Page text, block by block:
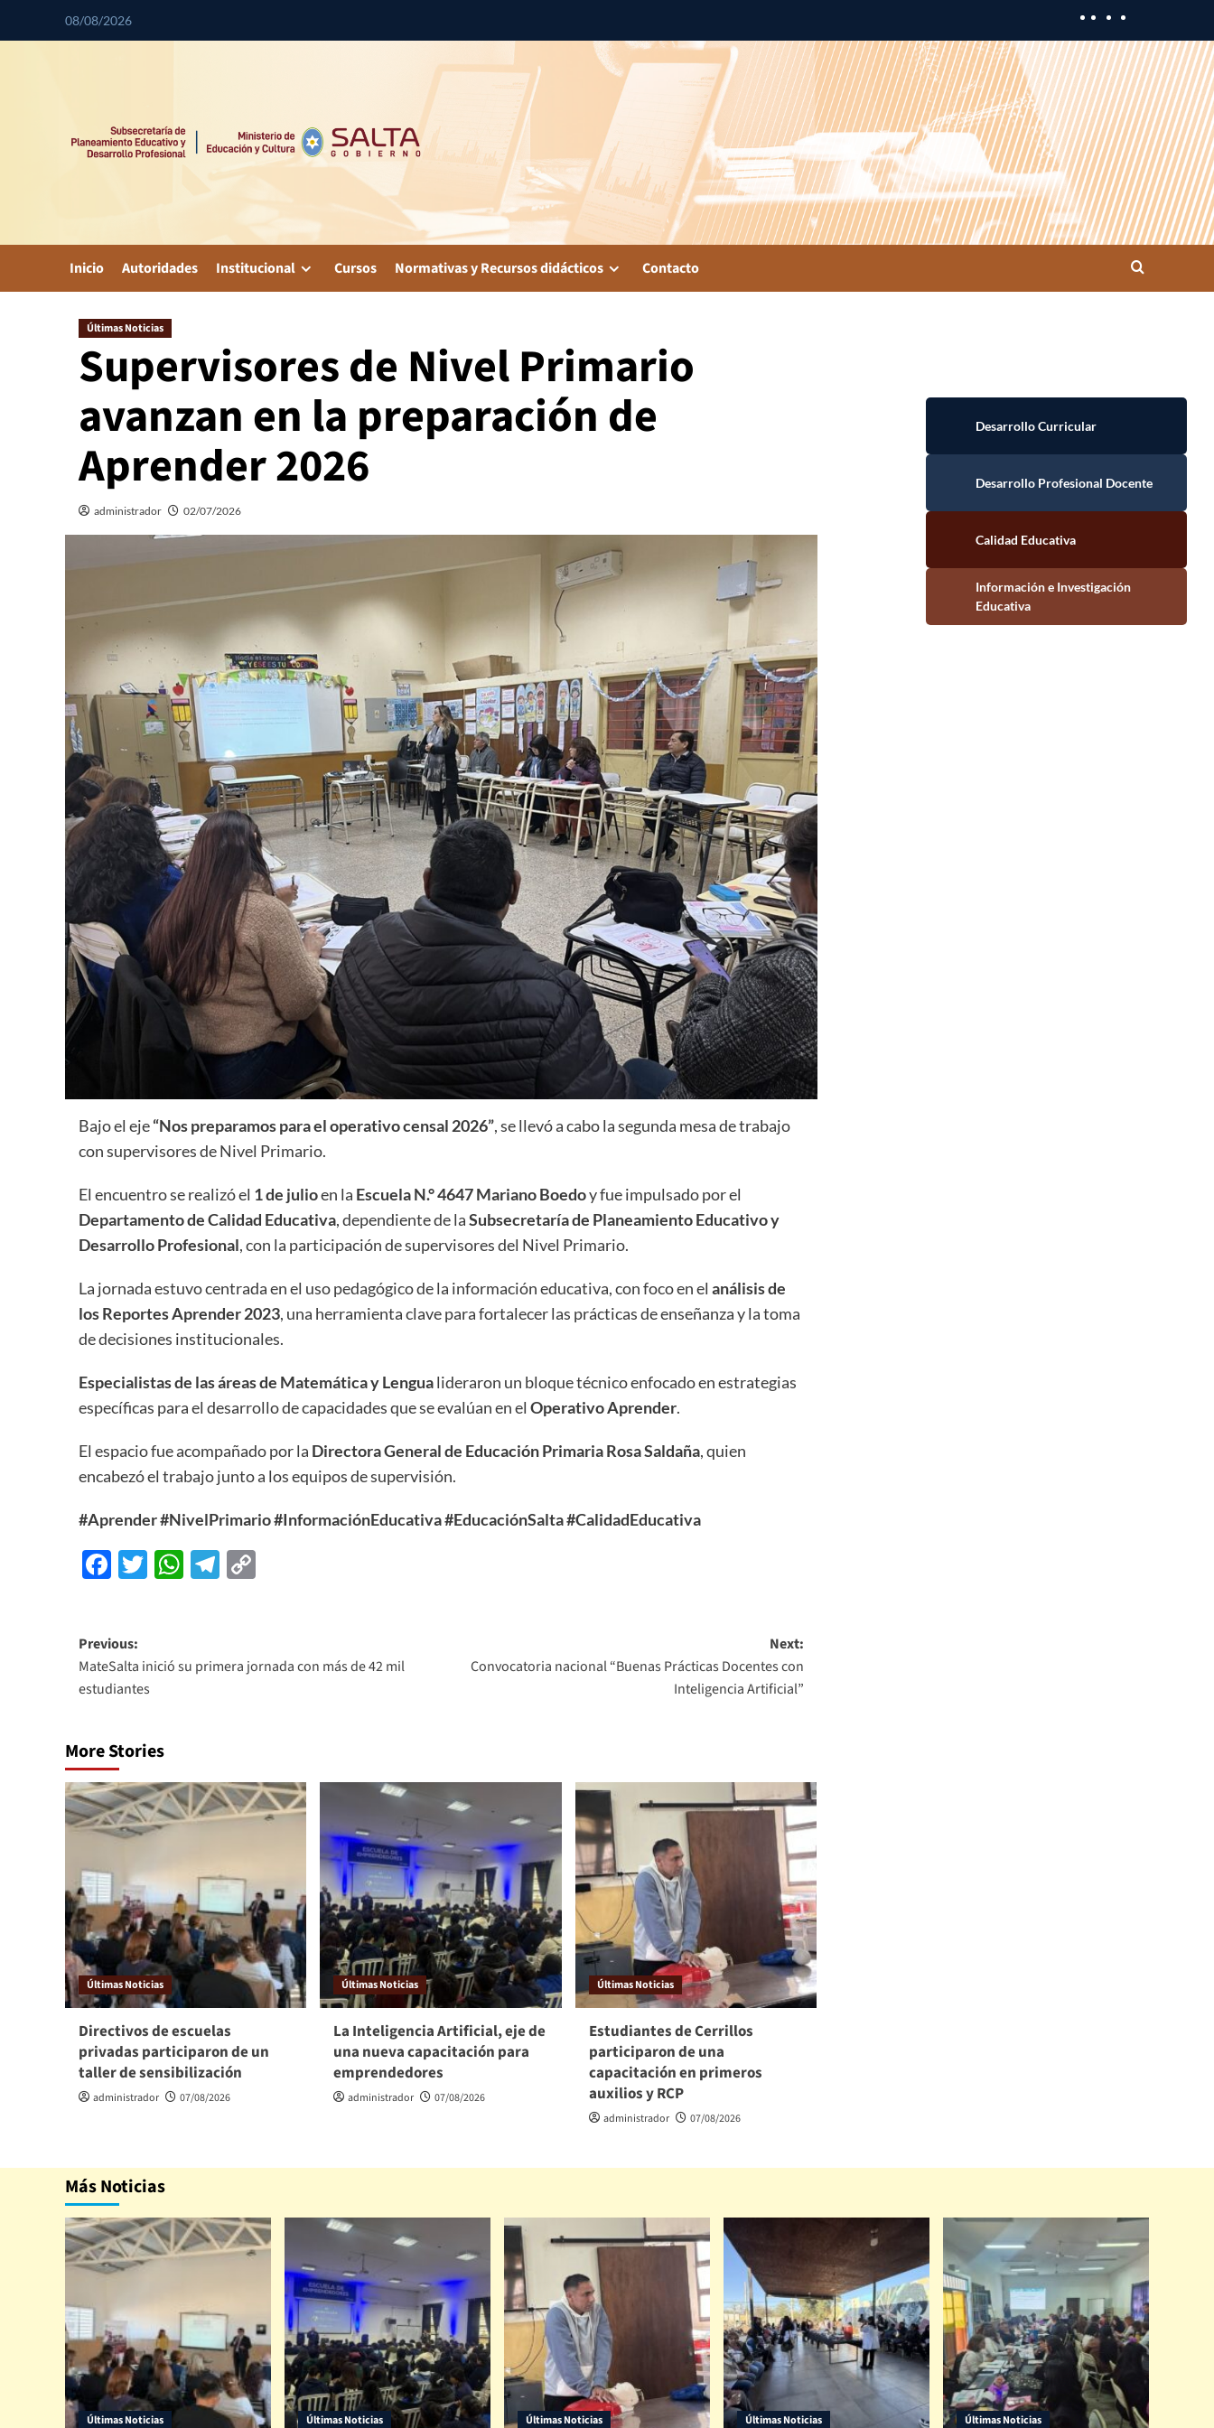
08/08/2026
Inicio Autoridades Institucional Cursos Normativas y Recursos didácticos Contacto
Últimas Noticias
Supervisores de Nivel Primario
avanzan en la preparación de
Aprender 2026
administrador 02/07/2026
Bajo el eje“Nos preparamos para el operativo censal 2026”, se llevó a cabo la segunda mesa de trabajo
con supervisores de Nivel Primario.
El encuentro se realizó el 1 de julioen la Escuela N.° 4647 Mariano Boedoy fue impulsado por el
Departamento de Calidad Educativa, dependiente de laSubsecretaría de Planeamiento Educativo y
Desarrollo Profesional, con la participación de supervisores del Nivel Primario.
La jornada estuvo centrada en el uso pedagógico de la información educativa, con foco en el análisis de
los Reportes Aprender 2023, una herramienta clave para fortalecer las prácticas de enseñanza y la toma
de decisiones institucionales.
Especialistas de las áreas de Matemática y Lengualideraron un bloque técnico enfocado en estrategias
específicas para el desarrollo de capacidades que se evalúan en el Operativo Aprender.
El espacio fue acompañado por la Directora General de Educación Primaria Rosa Saldaña, quien
encabezó el trabajo junto a los equipos de supervisión.
#Aprender#NivelPrimario#InformaciónEducativa#EducaciónSalta#CalidadEducativa
Facebook
Twitter
WhatsApp
Telegram
Previous:
MateSalta inició su primera jornada con más de 42 mil
estudiantes
Next:
Convocatoria nacional “Buenas Prácticas Docentes con
Inteligencia Artificial”
More Stories
Últimas Noticias
Directivos de escuelas
privadas participaron de un
taller de sensibilización
administrador 07/08/2026
Últimas Noticias
La Inteligencia Artificial, eje de
una nueva capacitación para
emprendedores
administrador 07/08/2026
Últimas Noticias
Estudiantes de Cerrillos
participaron de una
capacitación en primeros
auxilios y RCP
administrador 07/08/2026
Información e Investigación Educativa
Más Noticias
Últimas Noticias Últimas Noticias Últimas Noticias Últimas Noticias Últimas Noticias